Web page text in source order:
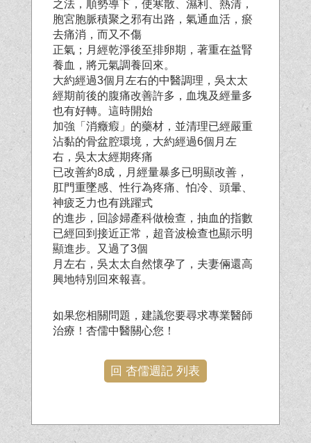
之法，順勢導下，使寒散、濕利、熱清，
胞宮胞脈積聚之邪有出路，氣通血活，瘀
去痛消，而又不傷
正氣；月經乾淨後至排卵期，著重在益腎
養血，將元氣調養回來。
大約經過3個月左右的中醫調理，吳太太
經期前後的腹痛改善許多，血塊及經量多
也有好轉。這時開始
加強「消癥瘕」的藥材，並清理已經嚴重
沾黏的骨盆腔環境，大約經過6個月左
右，吳太太經期疼痛
已改善約8成，月經量暴多已明顯改善，
肛門重墜感、性行為疼痛、怕冷、頭暈、
神疲乏力也有跳躍式
的進步，回診婦產科做檢查，抽血的指數
已經回到接近正常，超音波檢查也顯示明
顯進步。又過了3個
月左右，吳太太自然懷孕了，夫妻倆還高
興地特別回來報喜。
如果您相關問題，建議您要尋求專業醫師
治療！杏儒中醫關心您！
回 杏儒週記 列表